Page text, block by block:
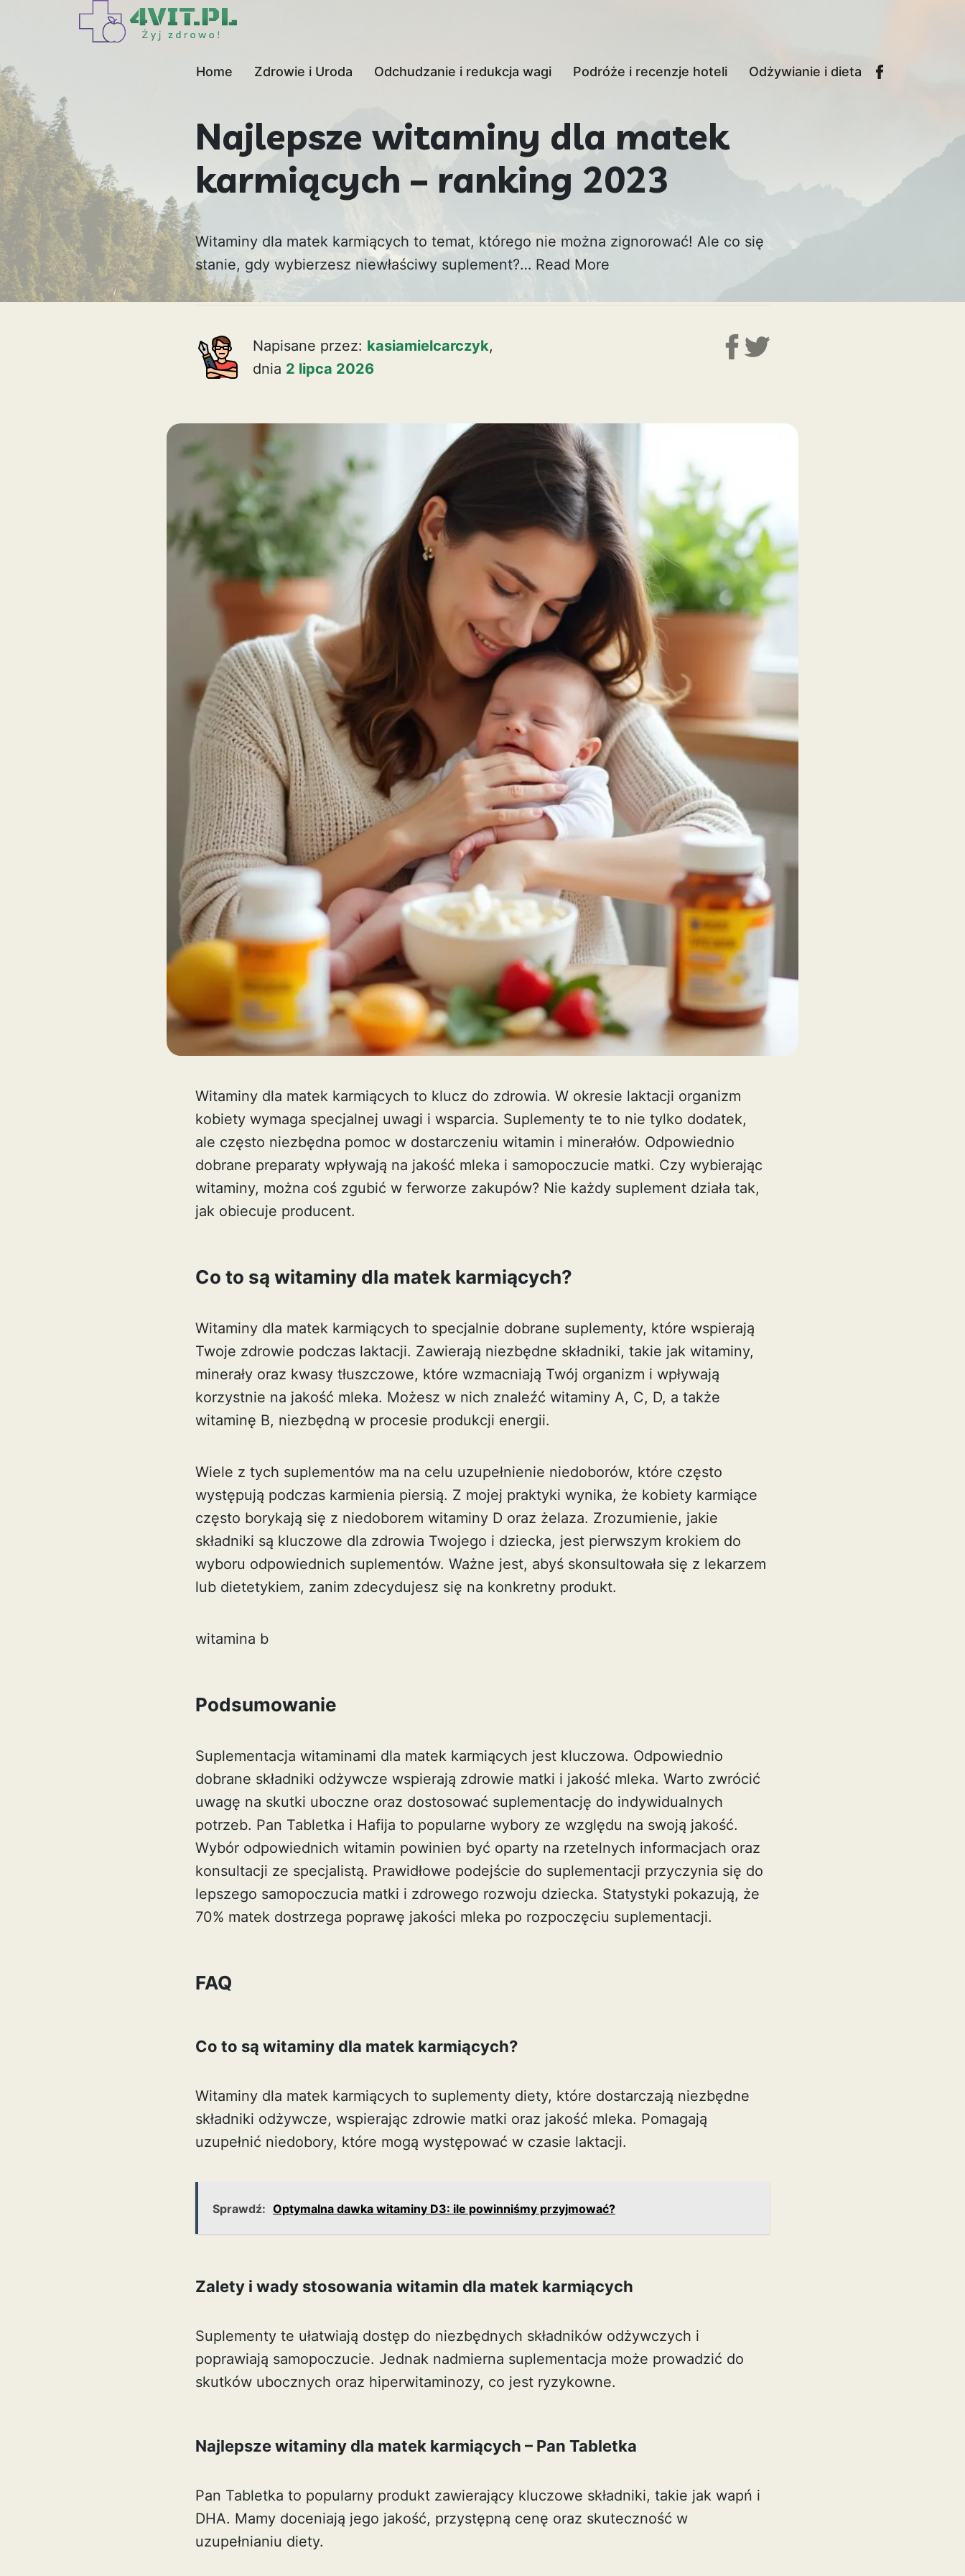
Home Zdrowie i Uroda Odchudzanie i redukcja wagi Podróże i recenzje hoteli Odżywianie i dieta
Najlepsze witaminy dla matek
karmiących – ranking 2023
Witaminy dla matek karmiących to temat, którego nie można zignorować! Ale co się
stanie, gdy wybierzesz niewłaściwy suplement?… Read More
Napisane przez: kasiamielcarczyk,
dnia 2 lipca 2026
Witaminy dla matek karmiących to klucz do zdrowia. W okresie laktacji organizm
kobiety wymaga specjalnej uwagi i wsparcia. Suplementy te to nie tylko dodatek,
ale często niezbędna pomoc w dostarczeniu witamin i minerałów. Odpowiednio
dobrane preparaty wpływają na jakość mleka i samopoczucie matki. Czy wybierając
witaminy, można coś zgubić w ferworze zakupów? Nie każdy suplement działa tak,
jak obiecuje producent.
Co to są witaminy dla matek karmiących?
Witaminy dla matek karmiących to specjalnie dobrane suplementy, które wspierają
Twoje zdrowie podczas laktacji. Zawierają niezbędne składniki, takie jak witaminy,
minerały oraz kwasy tłuszczowe, które wzmacniają Twój organizm i wpływają
korzystnie na jakość mleka. Możesz w nich znaleźć witaminy A, C, D, a także
witaminę B, niezbędną w procesie produkcji energii.
Wiele z tych suplementów ma na celu uzupełnienie niedoborów, które często
występują podczas karmienia piersią. Z mojej praktyki wynika, że kobiety karmiące
często borykają się z niedoborem witaminy D oraz żelaza. Zrozumienie, jakie
składniki są kluczowe dla zdrowia Twojego i dziecka, jest pierwszym krokiem do
wyboru odpowiednich suplementów. Ważne jest, abyś skonsultowała się z lekarzem
lub dietetykiem, zanim zdecydujesz się na konkretny produkt.
witamina b
Podsumowanie
Suplementacja witaminami dla matek karmiących jest kluczowa. Odpowiednio
dobrane składniki odżywcze wspierają zdrowie matki i jakość mleka. Warto zwrócić
uwagę na skutki uboczne oraz dostosować suplementację do indywidualnych
potrzeb. Pan Tabletka i Hafija to popularne wybory ze względu na swoją jakość.
Wybór odpowiednich witamin powinien być oparty na rzetelnych informacjach oraz
konsultacji ze specjalistą. Prawidłowe podejście do suplementacji przyczynia się do
lepszego samopoczucia matki i zdrowego rozwoju dziecka. Statystyki pokazują, że
70% matek dostrzega poprawę jakości mleka po rozpoczęciu suplementacji.
FAQ
Co to są witaminy dla matek karmiących?
Witaminy dla matek karmiących to suplementy diety, które dostarczają niezbędne
składniki odżywcze, wspierając zdrowie matki oraz jakość mleka. Pomagają
uzupełnić niedobory, które mogą występować w czasie laktacji.
Sprawdź: Optymalna dawka witaminy D3: ile powinniśmy przyjmować?
Zalety i wady stosowania witamin dla matek karmiących
Suplementy te ułatwiają dostęp do niezbędnych składników odżywczych i
poprawiają samopoczucie. Jednak nadmierna suplementacja może prowadzić do
skutków ubocznych oraz hiperwitaminozy, co jest ryzykowne.
Najlepsze witaminy dla matek karmiących – Pan Tabletka
Pan Tabletka to popularny produkt zawierający kluczowe składniki, takie jak wapń i
DHA. Mamy doceniają jego jakość, przystępną cenę oraz skuteczność w
uzupełnianiu diety.